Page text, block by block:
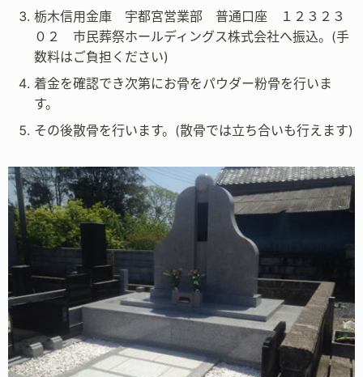
栃木信用金庫 宇都宮営業部 普通口座 １２３２３
０２ 市民葬祭ホールディングス株式会社へ振込。(手
数料はご負担ください)
着金を確認でき次第にお骨をパウダー粉骨を行いま
す。
その後散骨を行います。(散骨では立ち合いも行えます)